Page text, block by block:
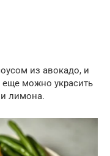
из авокадо, и
еще можно украсить
лимона.